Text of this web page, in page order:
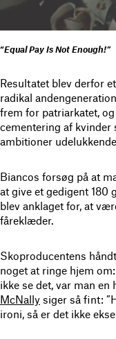
“Equal Pay Is Not Enough!”
Resultatet blev derfor
radikal
frem for patriarkatet,
cementering af kvinder
ambitioner
Biancos forsøg på at
at give et gedigent 180
blev anklaget for, at
fåreklæder.
Skoproducentens
noget at ringe hjem
ikke se det, var man
McNally siger så fint:
ironi, så er det ikke